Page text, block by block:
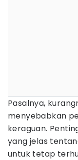
Pasalnya,
menyebabkan
keraguan.
yang jelas
untuk tetap